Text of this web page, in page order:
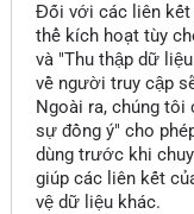
Đối với các liên kết
thể kích hoạt tùy
và "Thu thập dữ
về người truy cập
Ngoài ra, chúng tôi
sự đồng ý" cho
dùng trước khi
giúp các liên kết
vệ dữ liệu khác.